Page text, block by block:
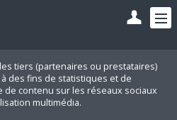
tiers (partenaires ou prestataires)
des fins de statistiques et de
de contenu sur les réseaux sociaux
multimédia.